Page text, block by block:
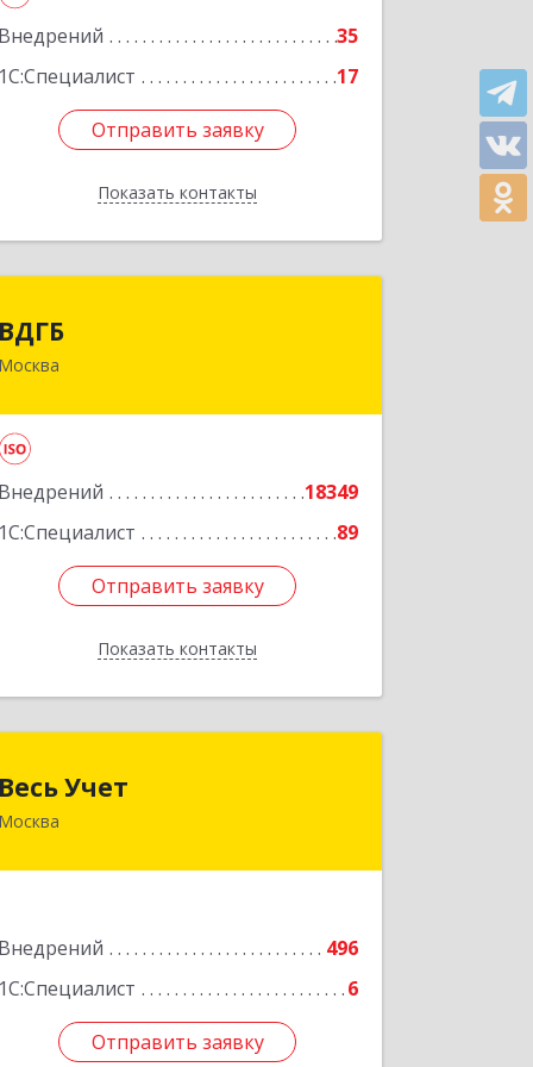
Внедрений
35
1С:Специалист
17
Отправить заявку
Показать контакты
Подробнее
Отправить заявку
Назад
ВДГБ
Москва
Внедрений
18349
1С:Специалист
89
Отправить заявку
Показать контакты
119180, Москва г, Большая Полянка
Отправить заявку
Назад
Весь Учет
Москва
Внедрений
496
1С:Специалист
6
Отправить заявку
109004, Москва г, Николоямская ул,
Отправить заявку